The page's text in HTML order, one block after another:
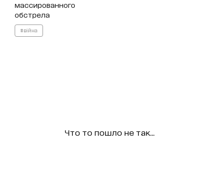
массированного
обстрела
#війна
Что то пошло не так...